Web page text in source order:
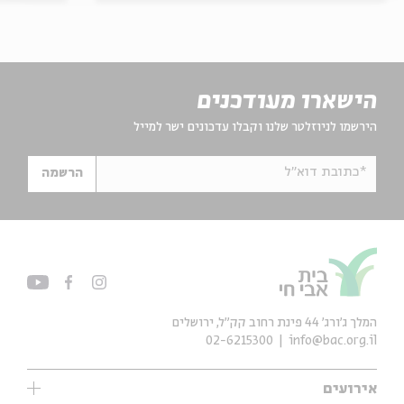
הישארו מעודכנים
הירשמו לניוזלטר שלנו וקבלו עדכונים ישר למייל
*כתובת דוא"ל הרשמה
אירועים
המלך ג'ורג' 44 פינת רחוב קק״ל, ירושלים
info@bac.org.il
02-6215300